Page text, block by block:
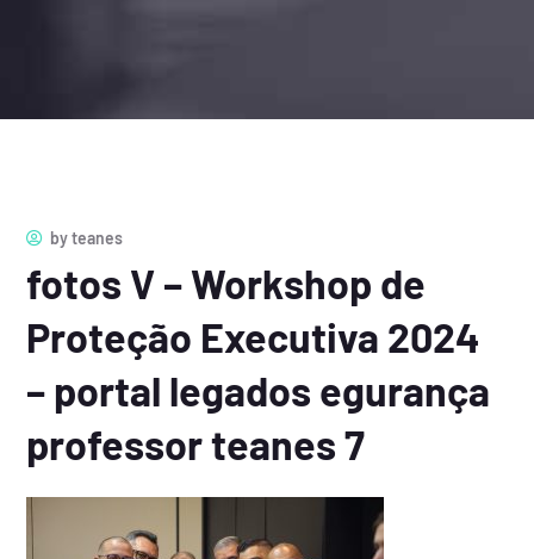
byteanes
fotos V – Workshop de
Proteção Executiva 2024
– portal legados egurança
professor teanes 7